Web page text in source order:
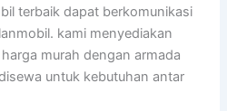
terbaik dapat berkomunikasi
kami menyediakan
murah dengan armada
untuk kebutuhan antar